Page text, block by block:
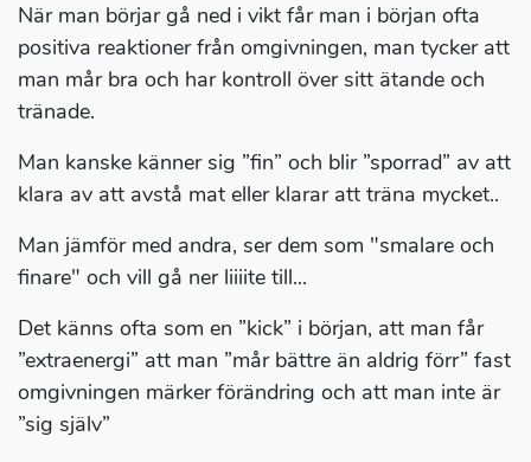
När man börjar gå ned i vikt får man i början ofta
positiva reaktioner från omgivningen, man tycker att
man mår bra och har kontroll över sitt ätande och
tränade.
Man kanske känner sig ”fin” och blir ”sporrad” av att
klara av att avstå mat eller klarar att träna mycket..
Man jämför med andra, ser dem som "smalare och
finare" och vill gå ner liiiite till...
Det känns ofta som en ”kick” i början, att man får
”extraenergi” att man ”mår bättre än aldrig förr” fast
omgivningen märker förändring och att man inte är
”sig själv”